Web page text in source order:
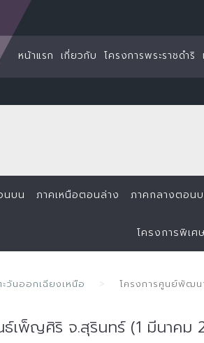
หน้าแรก เกี่ยวกับ โครงการพระราชดำริ
นบน ภาคเหนือตอนล่าง ภาคกลางตอน
โครงการพิเศษ
วันออกเฉียงเหนือ โครงการศูนย์พัฒ
พ็ญศิริ จ.สุรินทร์ (1 มีนาคม